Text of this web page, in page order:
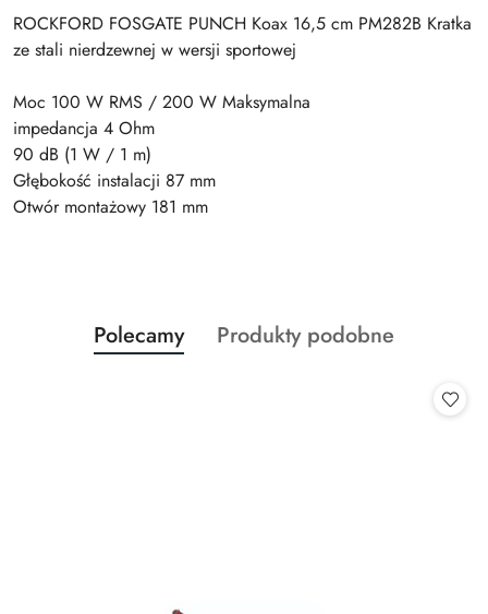
ROCKFORD FOSGATE PUNCH Koax 16,5 cm PM282B Kratka
ze stali nierdzewnej w wersji sportowej
Moc 100 W RMS / 200 W Maksymalna
impedancja 4 Ohm
90 dB (1 W / 1 m)
Głębokość instalacji 87 mm
Otwór montażowy 181 mm
Pomiń karuzelę produktów
Produkty
o
Polecamy
Produkty
Produkty podobne